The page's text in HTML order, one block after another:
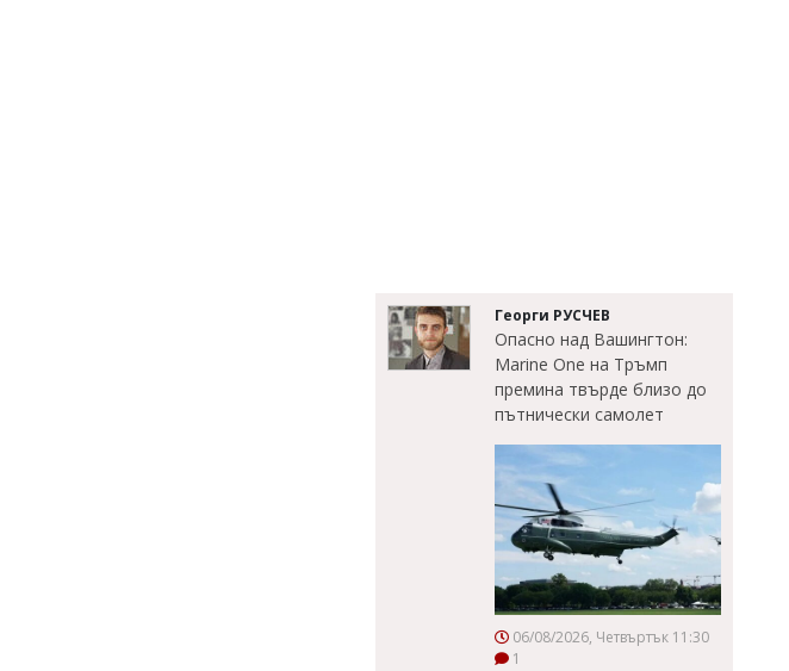
Георги РУСЧЕВ
Опасно над Вашингтон:
Marine One на Тръмп
премина твърде близо до
пътнически самолет
06/08/2026, Четвъртък 11:30
1